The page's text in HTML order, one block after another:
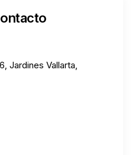
Jardines Vallarta,